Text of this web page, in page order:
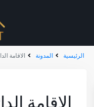
الرئيسية المدونة الاقامة
الاقامة